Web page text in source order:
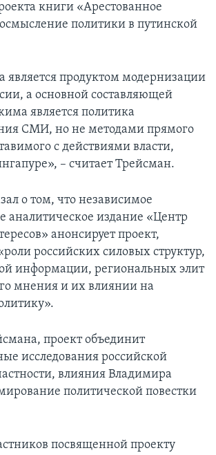
книги «Арестованное
политики в путинской
продуктом модернизации
а основной составляющей
является политика
СМИ, но не методами прямого
с действиями власти,
– считает Трейсман.
о том, что независимое
аналитическое издание «Центр
анонсирует проект,
российских силовых структур,
информации, региональных элит
мнения и их влиянии на
проект объединит
исследования российской
влияния Владимира
политической повестки
посвященной проекту